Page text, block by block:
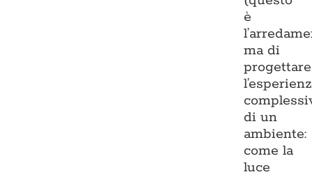
è
ma di
progettare
di un
ambiente:
come la
luce